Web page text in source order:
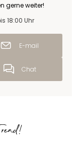
gerne weiter!
18:00 Uhr
E-mail
Chat